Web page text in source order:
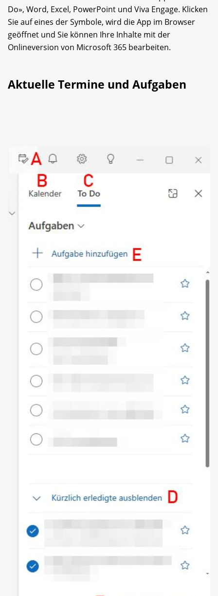
Do», Word, Excel, PowerPoint und Viva Engage. Klicken
Sie auf eines der Symbole, wird die App im Browser
geöffnet und Sie können Ihre Inhalte mit der
Onlineversion von Microsoft 365 bearbeiten.
Aktuelle Termine und Aufgaben